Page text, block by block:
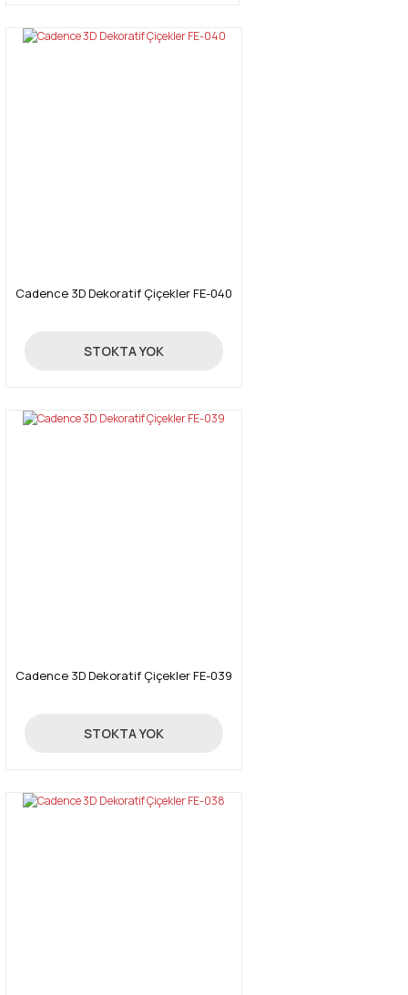
Cadence 3D Dekoratif Çiçekler FE-040
24,70 TL
STOKTA YOK
Cadence 3D Dekoratif Çiçekler FE-039
24,70 TL
STOKTA YOK